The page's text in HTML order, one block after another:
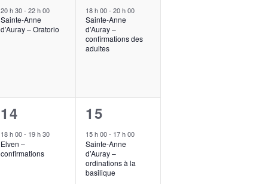
évènement,
20 h 30- 22 h 00
Sainte-Anne
d’Auray – Oratorio
évènement,
18 h 00- 20 h 00
Sainte-Anne
d’Auray –
confirmations des
adultes
1
évènement,
14
18 h 00- 19 h 30
Elven –
confirmations
1
évènement,
15
15 h 00- 17 h 00
Sainte-Anne
d’Auray –
ordinations à la
basilique